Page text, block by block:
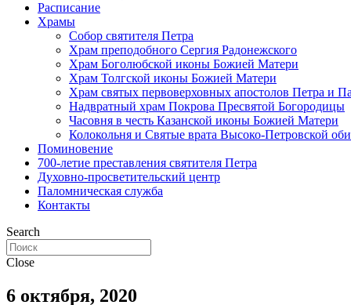
Расписание
Храмы
Собор святителя Петра
Храм преподобного Сергия Радонежского
Храм Боголюбской иконы Божией Матери
Храм Толгской иконы Божией Матери
Храм святых первоверховных апостолов Петра и
Надвратный храм Покрова Пресвятой Богородицы
Часовня в честь Казанской иконы Божией Матери
Колокольня и Святые врата Высоко-Петровской
Поминовение
700-летие преставления святителя Петра
Духовно-просветительский центр
Паломническая служба
Контакты
Search
Close
6 октября, 2020